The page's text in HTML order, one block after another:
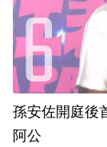
孫安佐開庭後
阿公